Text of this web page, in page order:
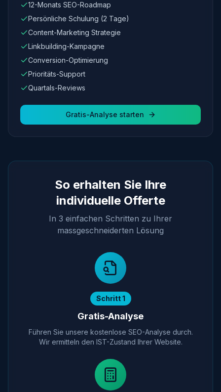
12-Monats SEO-Roadmap
Persönliche Schulung (2 Tage)
Content-Marketing Strategie
Linkbuilding-Kampagne
Conversion-Optimierung
Prioritäts-Support
Quartals-Reviews
Gratis-Analyse starten
So erhalten Sie Ihre
individuelle Offerte
In 3 einfachen Schritten zu Ihrer
massgeschneiderten Lösung
Schritt 1
Gratis-Analyse
Führen Sie unsere kostenlose SEO-Analyse durch.
Wir ermitteln den IST-Zustand Ihrer Website.